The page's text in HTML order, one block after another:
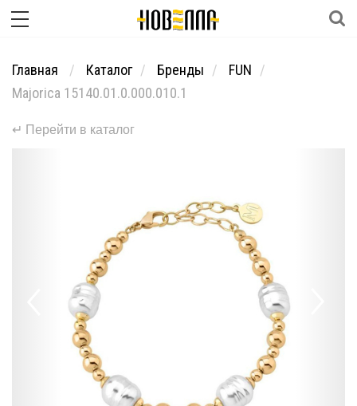
Главная Каталог Бренды
FUN
Majorica 15140.01.0.000.010.1
↵ Перейти в каталог